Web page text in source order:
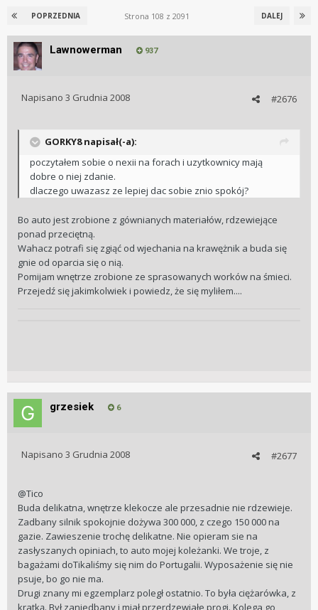
POPRZEDNIA DALEJ
Strona 108 z 2091
Lawnowerman 937
#2676
Napisano 3 Grudnia 2008
GORKY8 napisał(-a):
poczytałem sobie o nexii na forach i uzytkownicy mają
dobre o niej zdanie.
dlaczego uwazasz ze lepiej dac sobie znio spokój?
Bo auto jest zrobione z gównianych materiałów, rdzewiejące
ponad przeciętną.
Wahacz potrafi się zgiąć od wjechania na krawężnik a buda się
gnie od oparcia się o nią.
Pomijam wnętrze zrobione ze sprasowanych worków na śmieci.
Przejedź się jakimkolwiek i powiedz, że się myliłem....
grzesiek 6
#2677
Napisano 3 Grudnia 2008
@Tico
Buda delikatna, wnętrze klekocze ale przesadnie nie rdzewieje.
Zadbany silnik spokojnie dożywa 300 000, z czego 150 000 na
gazie. Zawieszenie trochę delikatne. Nie opieram sie na
zasłyszanych opiniach, to auto mojej koleżanki. We troje, z
bagażami doTikaliśmy się nim do Portugalii. Wyposażenie się nie
psuje, bo go nie ma.
Drugi znany mi egzemplarz poległ ostatnio. To była ciężarówka, z
kratką. Był zaniedbany i miał przerdzewiałe progi. Kolega go